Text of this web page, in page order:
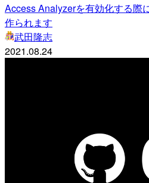
Access Analyzerを有効化する際
作られます
武田隆志
2021.08.24